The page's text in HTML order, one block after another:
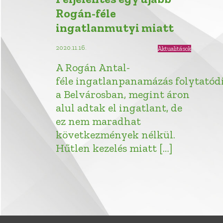
Rogán-féle
ingatlanmutyi miatt
2020.11.16. Aktualitások
A Rogán Antal-
féle ingatlanpanamázás
a Belvárosban, megint áron
alul adtak el ingatlant, de
ez nem maradhat
következmények nélkül.
Hűtlen kezelés miatt […]